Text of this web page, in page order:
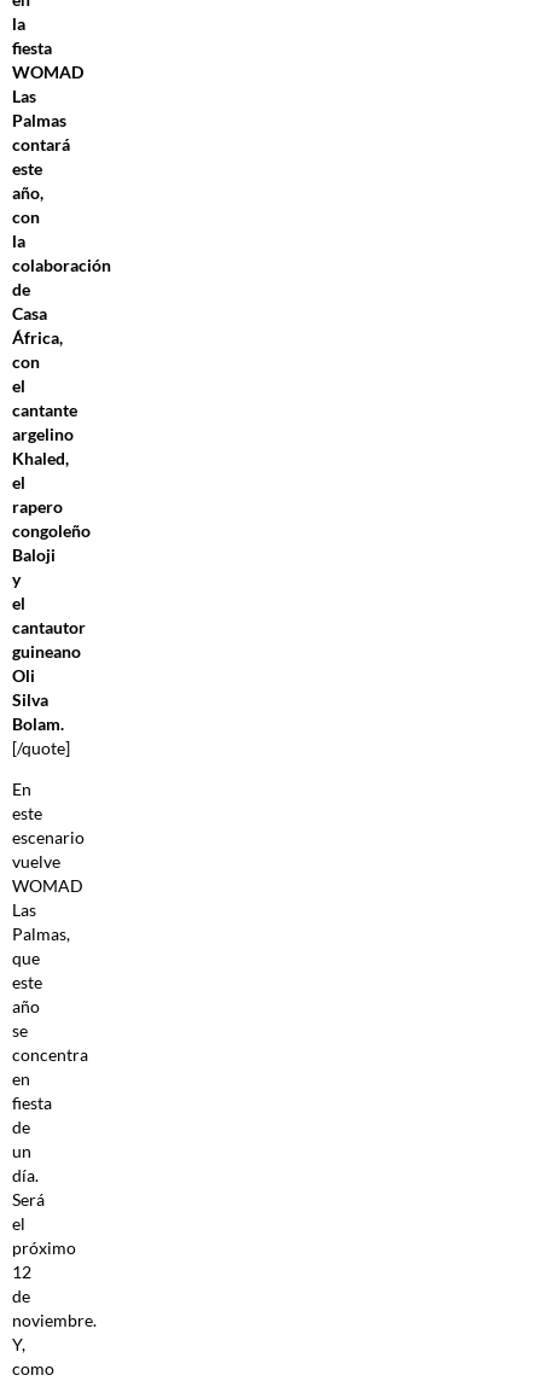
la
fiesta
WOMAD
Las
Palmas
contará
este
año,
con
la
colaboración
de
Casa
África,
con
el
cantante
argelino
Khaled,
el
rapero
congoleño
Baloji
y
el
cantautor
guineano
Oli
Silva
Bolam.
[/quote]
En
este
escenario
vuelve
WOMAD
Las
Palmas,
que
este
año
se
concentra
en
fiesta
de
un
día.
Será
el
próximo
12
de
noviembre.
Y,
como